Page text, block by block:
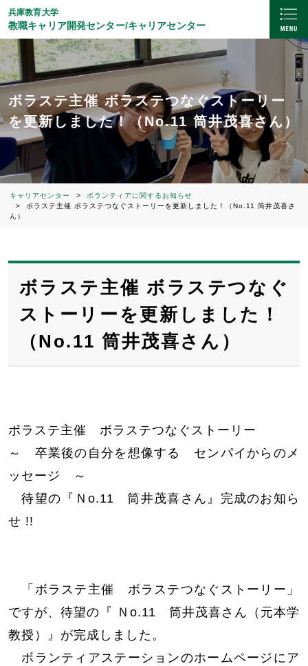
兵庫教育大学
教職キャリア開発センター/キャリアセンター
ボラステ主催 ボラステつなぐストーリー
を更新しました！（No.11 筒井茂喜さん）
キャリアセンター
ボランティアに関するお知らせ
ボラステ主催 ボラステつなぐストーリーを更新しました！（No.11 筒井茂喜さ
ん）
ボラステ主催 ボラステつなぐ
ストーリーを更新しました！
（No.11 筒井茂喜さん）
ボラステ主催 ボラステつなぐストーリー
～ 卒業後の自分を想像する センパイからのメ
ッセージ ～
待望の『Ｎo.11 筒井茂喜さん』完成のお知ら
せ !!
「ボラステ主催 ボラステつなぐストーリー」
ですが、待望の『 Ｎo.11 筒井茂喜さん（元本学
教授）』が完成しました。
ボランティアステーションのホームページにア